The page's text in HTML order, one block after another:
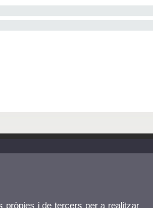
pròpies i de tercers per a realitzar